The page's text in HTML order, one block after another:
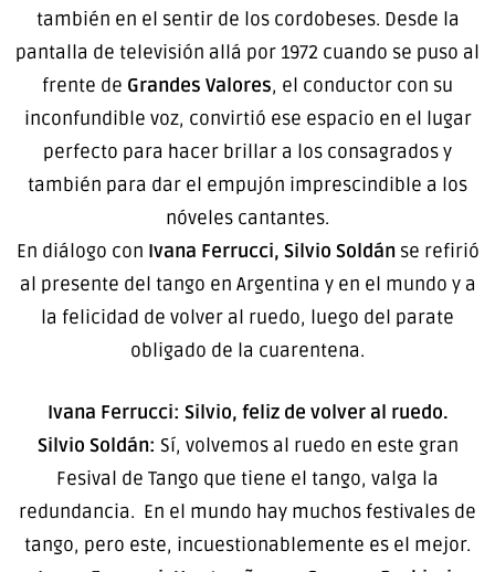
también en el sentir de los cordobeses. Desde la
pantalla de televisión allá por 1972 cuando se puso al
frente de Grandes Valores, el conductor con su
inconfundible voz, convirtió ese espacio en el lugar
perfecto para hacer brillar a los consagrados y
también para dar el empujón imprescindible a los
nóveles cantantes.
En diálogo con Ivana Ferrucci, Silvio Soldánse refirió
al presente del tango en Argentina y en el mundo y a
la felicidad de volver al ruedo, luego del parate
obligado de la cuarentena.
Ivana Ferrucci: Silvio, feliz de volver al ruedo.
Silvio Soldán: Sí, volvemos al ruedo en este gran
Fesival de Tango que tiene el tango, valga la
redundancia. En el mundo hay muchos festivales de
tango, pero este, incuestionablemente es el mejor.